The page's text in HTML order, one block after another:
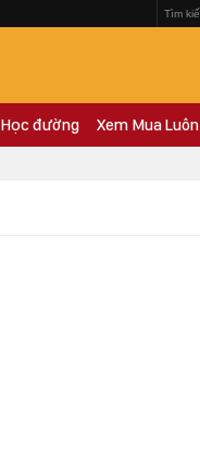
Học đường Xem Mua Luôn